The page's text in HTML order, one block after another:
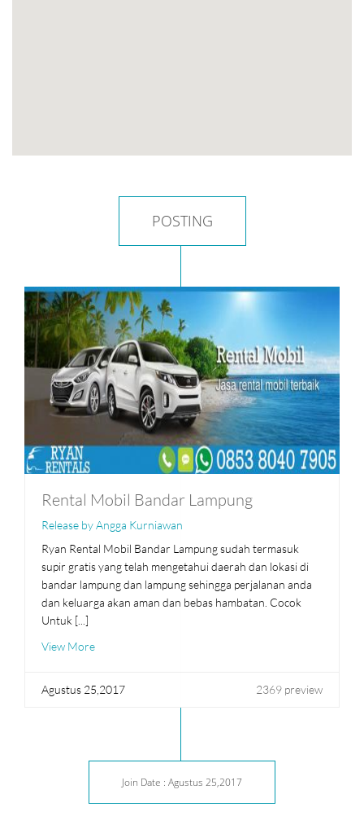
POSTING
Rental Mobil Bandar Lampung
Release by Angga Kurniawan
Ryan Rental Mobil Bandar Lampung sudah termasuk
supir gratis yang telah mengetahui daerah dan lokasi di
bandar lampung dan lampung sehingga perjalanan anda
dan keluarga akan aman dan bebas hambatan. Cocok
Untuk [...]
View More
Agustus 25,2017 2369 preview
Join Date : Agustus 25,2017